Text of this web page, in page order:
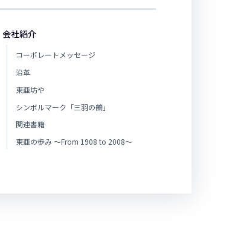
会社紹介
コーポレートメッセージ
沿革
東亜坊や
シンボルマーク「三羽の鶴」
関連書籍
東亜の歩み ～From 1908 to 2008～